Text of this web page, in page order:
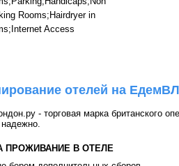
Rooms;Hairdryer in
Access
отелей на
- торговая марка британского
ПРОЖИВАНИЕ В ОТЕЛЕ